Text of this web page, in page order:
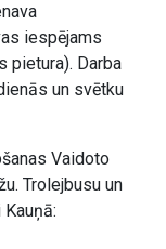
iespējams
pietura). Darba
un svētku
Vaidoto
Trolejbusu un